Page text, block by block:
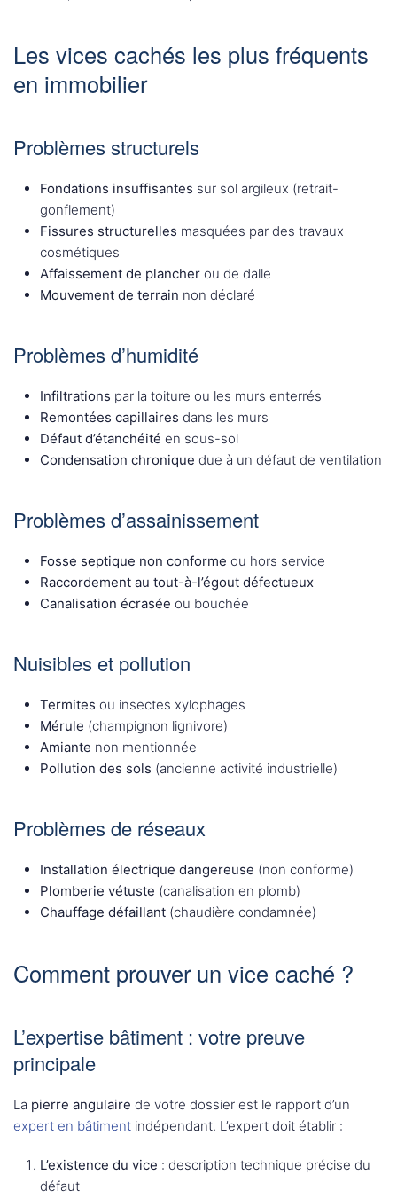
Les vices cachés les plus fréquents
en immobilier
Problèmes structurels
Fondations insuffisantes sur sol argileux (retrait-
gonflement)
Fissures structurelles masquées par des travaux
cosmétiques
Affaissement de plancher ou de dalle
Mouvement de terrain non déclaré
Problèmes d’humidité
Infiltrations par la toiture ou les murs enterrés
Remontées capillaires dans les murs
Défaut d’étanchéité en sous-sol
Condensation chronique due à un défaut de ventilation
Problèmes d’assainissement
Fosse septique non conforme ou hors service
Raccordement au tout-à-l’égout défectueux
Canalisation écrasée ou bouchée
Nuisibles et pollution
Termites ou insectes xylophages
Mérule (champignon lignivore)
Amiante non mentionnée
Pollution des sols (ancienne activité industrielle)
Problèmes de réseaux
Installation électrique dangereuse (non conforme)
Plomberie vétuste (canalisation en plomb)
Chauffage défaillant (chaudière condamnée)
Comment prouver un vice caché ?
L’expertise bâtiment : votre preuve
principale
La pierre angulaire de votre dossier est le rapport d’un
expert en bâtiment indépendant. L’expert doit établir :
L’existence du vice : description technique précise du
défaut